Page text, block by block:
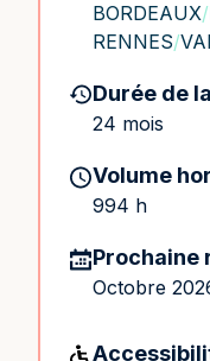
BORDEAUX/
RENNES/
Durée de
24 mois
Volume
994 h
Prochaine
Octobre